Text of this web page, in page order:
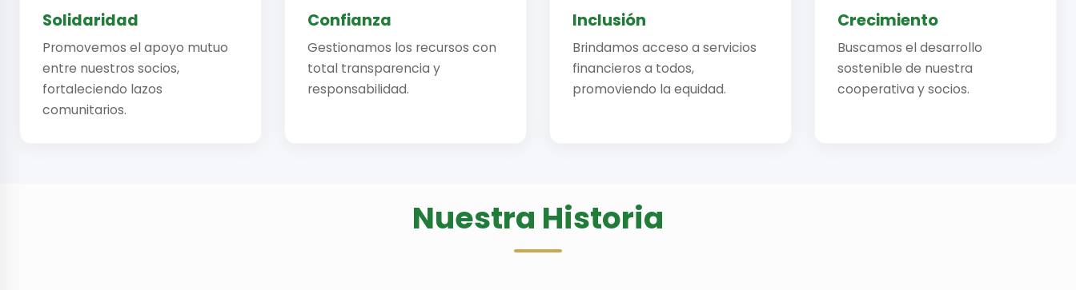
Solidaridad
Promovemos el apoyo mutuo
entre nuestros socios,
fortaleciendo lazos
comunitarios.
Confianza
Gestionamos los recursos con
total transparencia y
responsabilidad.
Inclusión
Brindamos acceso a servicios
financieros a todos,
promoviendo la equidad.
Crecimiento
Buscamos el desarrollo
sostenible de nuestra
cooperativa y socios.
Nuestra Historia